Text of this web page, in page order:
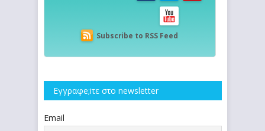
Subscribe to RSS Feed
Εγγραφe;iτε στο newsletter
Email